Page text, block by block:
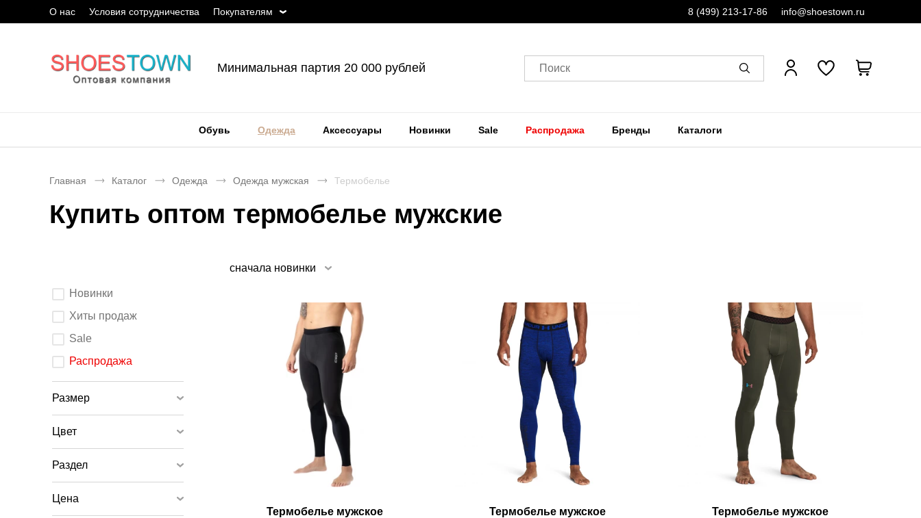
О нас Условия сотрудничества Покупателям 8 (499) 213-17-86 info@shoestown.ru
Минимальная партия 20 000 рублей Поиск
Обувь Одежда Аксессуары Новинки Sale Распродажа Бренды Каталоги
Главная Каталог Одежда Одежда мужская Термобелье
Купить оптом термобелье мужские
Выберите
параметры
После
изменения
элемента
ввода
обновится.
Новинки
Хиты продаж
Sale
Распродажа
Размер
Цвет
Раздел
Цена
сначала новинки
Термобелье мужское Термобелье мужское Термобелье мужское